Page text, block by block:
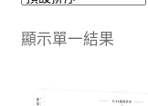
顯示單一結果